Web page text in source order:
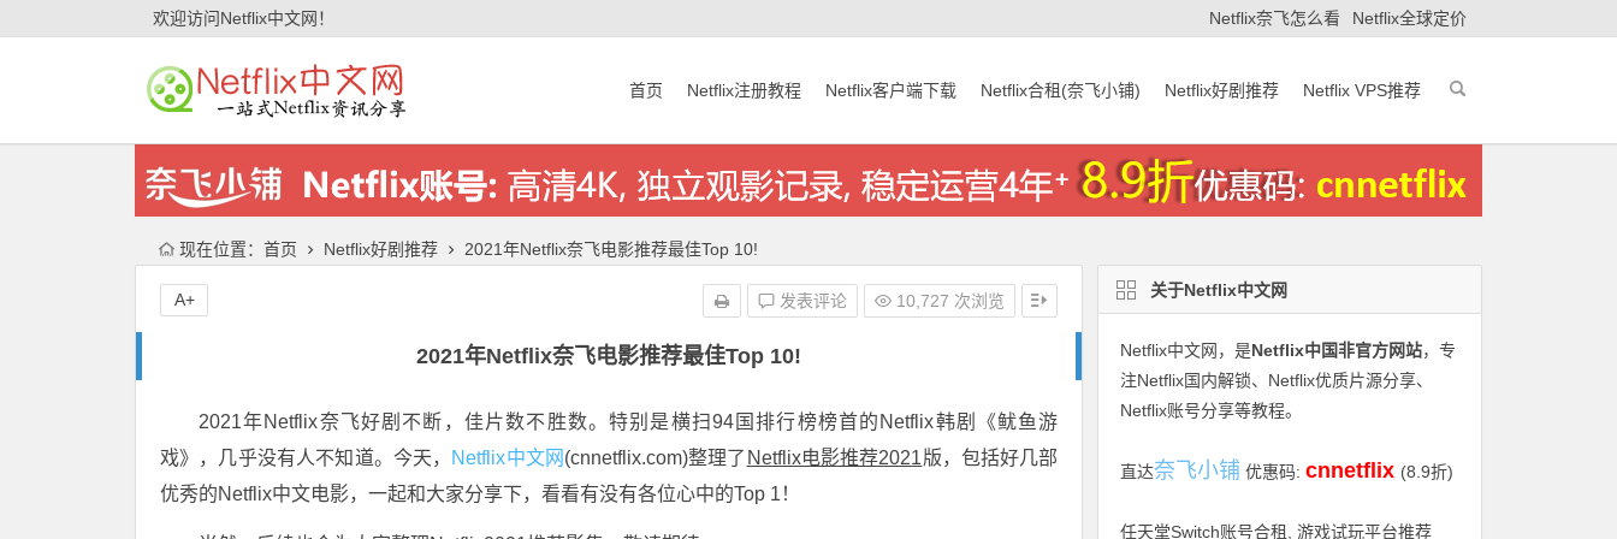
欢迎访问Netflix中文网！ Netflix奈飞怎么看 Netflix全球定价
首页 Netflix注册教程 Netflix客户端下载 Netflix合租(奈飞小铺) Netflix好剧推荐 Netflix VPS推荐
现在位置： 首页 Netflix好剧推荐 2021年Netflix奈飞电影推荐最佳Top 10!
2021年Netflix奈飞电影推荐最佳Top 10!
发表评论 10,727 次浏览
A+
2021年Netflix奈飞好剧不断，佳片数不胜数。特别是横扫94国排行榜榜首的Netflix韩剧《鱿鱼游
戏》，几乎没有人不知道。今天， Netflix中文网 (cnnetflix.com)整理了 Netflix电影推荐2021版，包括好几部
优秀的Netflix中文电影，一起和大家分享下，看看有没有各位心中的Top 1！
关于Netflix中文网
Netflix中文网 ，是Netflix中国非官方网站，专
注Netflix国内解锁、Netflix优质片源分享、
Netflix账号分享等教程。
直达奈飞小铺 优惠码: cnnetflix (8.9折)
任天堂Switch账号合租, 游戏试玩平台推荐